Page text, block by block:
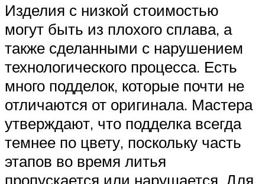
Изделия с низкой стоимостью
могут быть из плохого сплава, а
также сделанными с нарушением
технологического процесса. Есть
много подделок, которые почти не
отличаются от оригинала. Мастера
утверждают, что подделка всегда
темнее по цвету, поскольку часть
этапов во время литья
пропускается или нарушается. Для